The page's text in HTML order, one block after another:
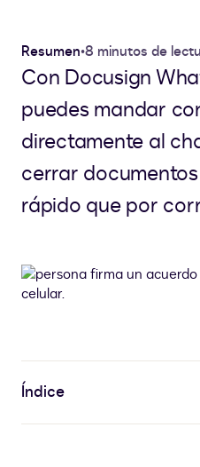
Resumen•8 minutos de
Con Docusign
puedes mandar
directamente al
cerrar
rápido que por
Índice